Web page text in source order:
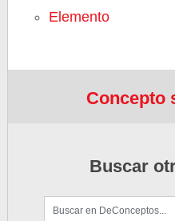
Elemento
Concepto
Buscar